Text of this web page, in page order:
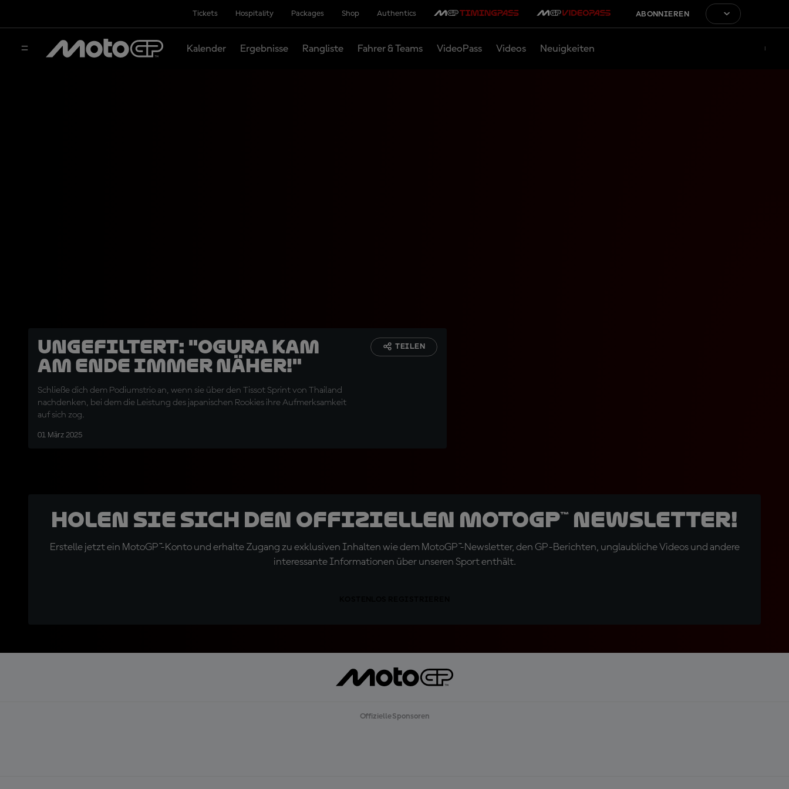
Tickets Hospitality Packages Shop Authentics ABONNIEREN
Kalender Ergebnisse Rangliste Fahrer & Teams VideoPass Videos Neuigkeiten
UNGEFILTERT: "Ogura kam
am Ende immer näher!"
Schließe dich dem Podiumstrio an, wenn sie über den Tissot Sprint von Thailand
nachdenken, bei dem die Leistung des japanischen Rookies ihre Aufmerksamkeit
auf sich zog.
01 März 2025
TEILEN
Holen Sie sich den offiziellen MotoGP™ Newsletter!
Erstelle jetzt ein MotoGP™-Konto und erhalte Zugang zu exklusiven Inhalten wie dem MotoGP™-Newsletter, den GP-Berichten, unglaubliche Videos und andere
interessante Informationen über unseren Sport enthält.
Offizielle Sponsoren